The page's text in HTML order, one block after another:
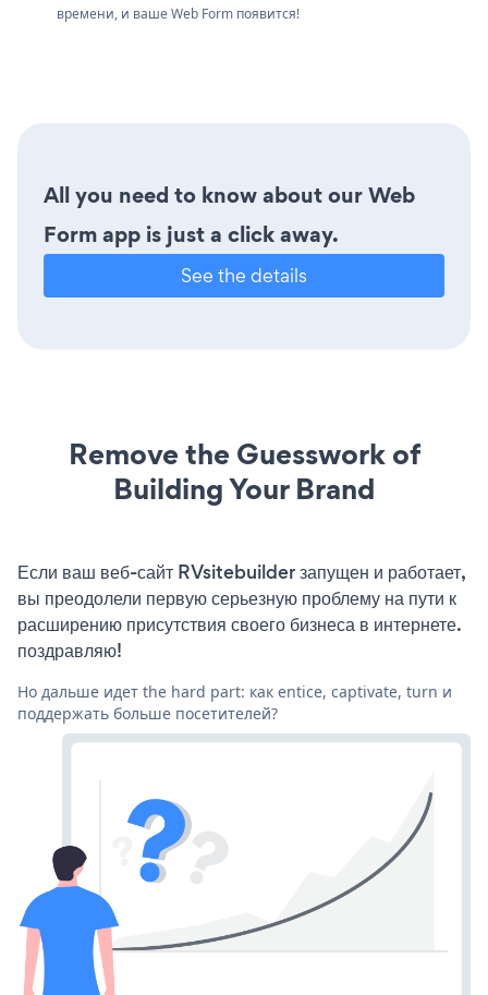
времени, и ваше Web Form появится!
All you need to know about our Web
Form app is just a click away.
See the details
Remove the Guesswork of
Building Your Brand
Если ваш веб-сайт RVsitebuilder запущен и работает,
вы преодолели первую серьезную проблему на пути к
расширению присутствия своего бизнеса в интернете.
поздравляю!
Но дальше идет the hard part: как entice, captivate, turn и
поддержать больше посетителей?